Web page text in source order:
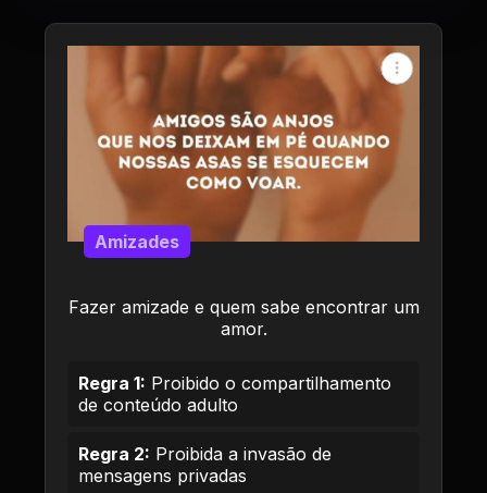
Fazer amizade e quem sabe encontrar um
amor.
Amizades
Regra 1: Proibido o compartilhamento
de conteúdo adulto
Regra 2: Proibida a invasão de
mensagens privadas